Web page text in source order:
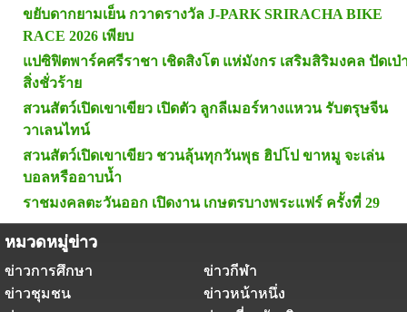
ขยับดากยามเย็น กวาดรางวัล J-PARK SRIRACHA BIKE
RACE 2026 เพียบ
แปซิฟิตพาร์คศรีราชา เชิดสิงโต แห่มังกร เสริมสิริมงคล ปัดเป่
สิ่งชั่วร้าย
สวนสัตว์เปิดเขาเขียว เปิดตัว ลูกลีเมอร์หางแหวน รับตรุษจีน
วาเลนไทน์
สวนสัตว์เปิดเขาเขียว ชวนลุ้นทุกวันพุธ ฮิปโป ขาหมู จะเล่น
บอลหรืออาบน้ำ
ราชมงคลตะวันออก เปิดงาน เกษตรบางพระแฟร์ ครั้งที่ 29
หมวดหมู่ข่าว
ข่าวการศึกษา
ข่าวกีฬา
ข่าวชุมชน
ข่าวหน้าหนึ่ง